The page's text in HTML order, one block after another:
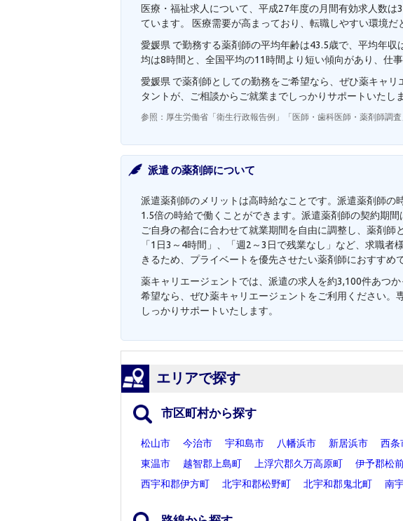
医療・福祉求人について、平成27年度の月間有効求人数
ています。 医療需要が高まっており、転職しやすい環境だ
愛媛県 で勤務する薬剤師の平均年齢は43.5歳で、平均年
均は8時間と、全国平均の11時間より短い傾向があり、仕
愛媛県 で薬剤師としての勤務をご希望なら、ぜひ薬キャ
タントが、ご相談からご就業までしっかりサポートいたしま
参照：厚生労働省「衛生行政報告例」「医師・歯科医師・薬剤師調
派遣 の薬剤師について
派遣薬剤師のメリットは高時給なことです。派遣薬剤師の
1.5倍の時給で働くことができます。派遣薬剤師の契約期
ご自身の都合に合わせて就業期間を自由に調整し、薬剤師
「1日3～4時間」、「週2～3日で残業なし」など、求職
きるため、プライベートを優先させたい薬剤師におすすめで
薬キャリエージェントでは、派遣の求人を約3,100件あつ
希望なら、ぜひ薬キャリエージェントをご利用ください。
しっかりサポートいたします。
エリアで探す
市区町村から探す
松山市 今治市 宇和島市 八幡浜市 新居浜市 西条
東温市
越智郡上島町 上浮穴郡久万高原町 伊予郡松
西宇和郡伊方町
北宇和郡松野町 北宇和郡鬼北町 南